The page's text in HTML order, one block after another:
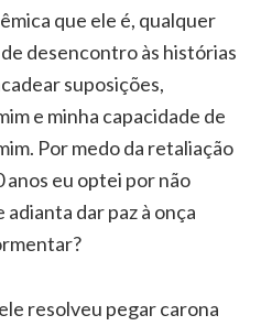
que ele é, qualquer
desencontro às histórias
suposições,
e minha capacidade de
Por medo da retaliação
eu optei por não
dar paz à onça
resolveu pegar carona